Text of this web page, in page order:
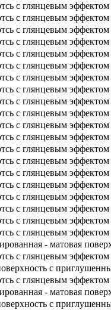
с глянцевым эффектом
с глянцевым эффектом
с глянцевым эффектом
с глянцевым эффектом
с глянцевым эффектом
с глянцевым эффектом
с глянцевым эффектом
с глянцевым эффектом
с глянцевым эффектом
с глянцевым эффектом
с глянцевым эффектом
с глянцевым эффектом
с глянцевым эффектом
с глянцевым эффектом
с глянцевым эффектом
с глянцевым эффектом
с глянцевым эффектом
с глянцевым эффектом
с глянцевым эффектом
с глянцевым эффектом
- матовая
с глянцевым эффектом
с
с глянцевым эффектом
- матовая
с